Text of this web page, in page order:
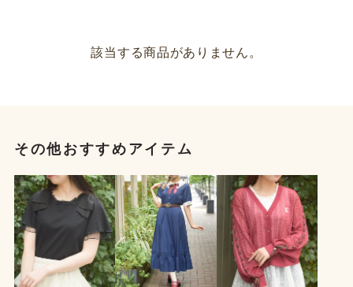
該当する商品がありません。
その他おすすめアイテム